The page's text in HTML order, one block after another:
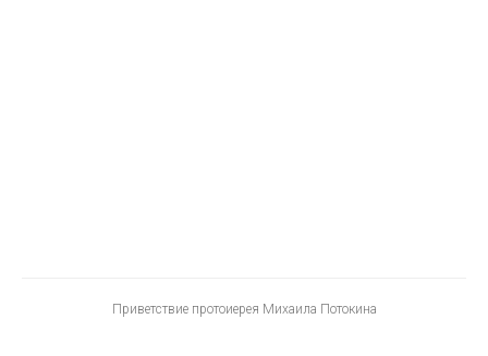
Приветствие протоиерея Михаила Потокина